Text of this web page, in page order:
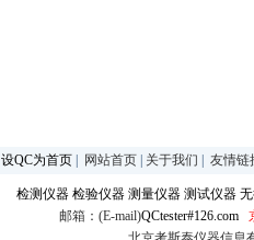
设QC为首页 网站首页 关于我们 友情链
检测仪器 检验仪器 测量仪器 测试仪器
邮箱：(E-mail)QCtester#126.com